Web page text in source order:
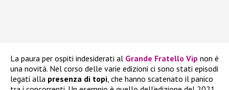
La paura per ospiti indesiderati al Grande Fratello Vip non è
una novità. Nel corso delle varie edizioni ci sono stati episodi
legati alla presenza di topi , che hanno scatenato il panico